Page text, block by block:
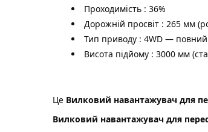
Проходимість : 36%
Дорожній просвіт : 265 мм
Тип приводу : 4WD — повний
Висота підйому : 3000 мм
Це Вилковий навантажувач для
Вилковий навантажувач для